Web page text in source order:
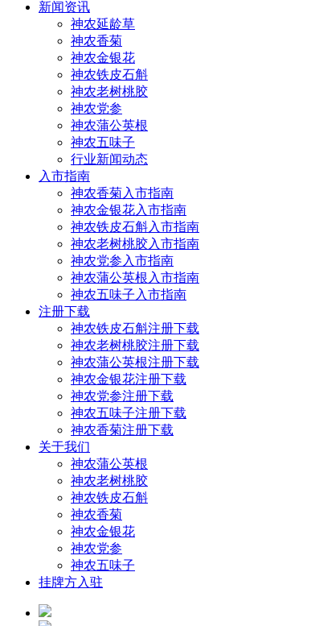
新闻资讯
神农延龄草
神农香菊
神农金银花
神农铁皮石斛
神农老树桃胶
神农党参
神农蒲公英根
神农五味子
行业新闻动态
入市指南
神农香菊入市指南
神农金银花入市指南
神农铁皮石斛入市指南
神农老树桃胶入市指南
神农党参入市指南
神农蒲公英根入市指南
神农五味子入市指南
注册下载
神农铁皮石斛注册下载
神农老树桃胶注册下载
神农蒲公英根注册下载
神农金银花注册下载
神农党参注册下载
神农五味子注册下载
神农香菊注册下载
关于我们
神农蒲公英根
神农老树桃胶
神农铁皮石斛
神农香菊
神农金银花
神农党参
神农五味子
挂牌方入驻